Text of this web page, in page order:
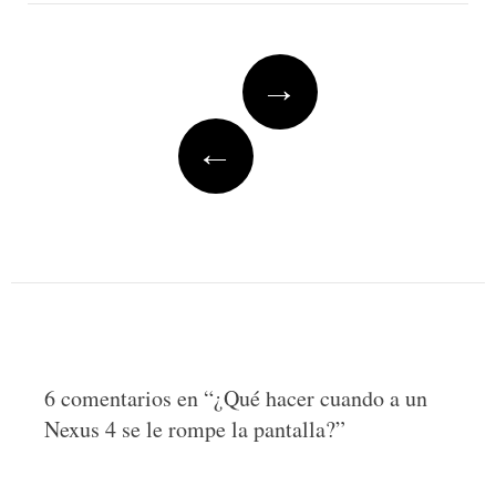
→
←
6 comentarios en “¿Qué hacer cuando a un
Nexus 4 se le rompe la pantalla?”